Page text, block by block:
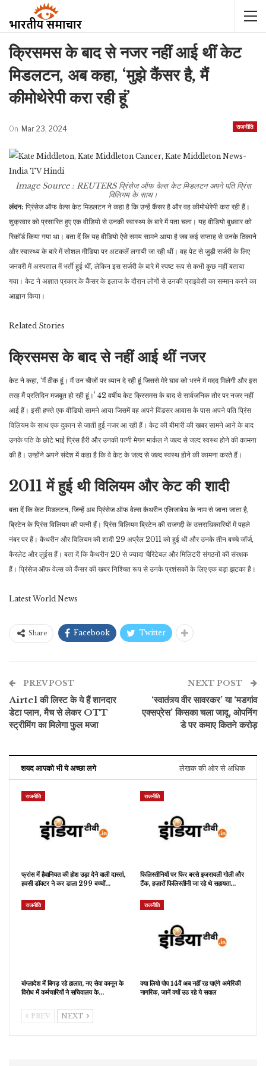
क्रिसमस के बाद से नजर नहीं आई थीं केट
मिडलटन, अब कहा, ‘मुझे कैंसर है, मैं
कीमोथेरेपी करा रही हूं’
राजनीति
On Mar 23, 2024
Image Source : REUTERSप्रिंसेज ऑफ वेल्स केट मिडलटन अपने पति प्रिंस
विलियम के साथ।
लंदन: प्रिंसेज ऑफ वेल्स केट मिडलटन ने कहा है कि उन्हें कैंसर है और वह कीमोथेरेपी करा रही हैं।
शुक्रवार को प्रसारित हुए एक वीडियो से उनकी स्वास्थ्य के बारे में पता चला। यह वीडियो बुधवार को
रिकॉर्ड किया गया था। बता दें कि यह वीडियो ऐसे समय सामने आया है जब कई सप्ताह से उनके ठिकाने
और स्वास्थ्य के बारे में सोशल मीडिया पर अटकलें लगायी जा रही थीं। वह पेट से जुड़ी सर्जरी के लिए
जनवरी में अस्पताल में भर्ती हुई थीं, लेकिन इस सर्जरी के बारे में स्पष्ट रूप से कभी कुछ नहीं बताया
गया। केट ने अज्ञात प्रकार के कैंसर के इलाज के दौरान लोगों से उनकी प्राइवेसी का सम्मान करने का
आह्वान किया।
Related Stories
क्रिसमस के बाद से नहीं आई थीं नजर
केट ने कहा, ‘मैं ठीक हूं। मैं उन चीजों पर ध्यान दे रही हूं जिससे मेरे घाव को भरने में मदद मिलेगी और इस
तरह मैं प्रतिदिन मजबूत हो रही हूं।’ 42 वर्षीय केट क्रिसमस के बाद से सार्वजनिक तौर पर नजर नहीं
आई हैं। इसी हफ्ते एक वीडियो सामने आया जिसमें वह अपने विंडसर आवास के पास अपने पति प्रिंस
विलियम के साथ एक दुकान से जाती हुई नजर आ रही हैं। केट की बीमारी की खबर सामने आने के बाद
उनके पति के छोटे भाई प्रिंस हैरी और उनकी पत्नी मेगन मार्कल ने जल्द से जल्द स्वस्थ होने की कामना
की है। उन्होंने अपने संदेश में कहा है कि वे केट के जल्द से जल्द स्वस्थ होने की कामना करते हैं।
2011 में हुई थी विलियम और केट की शादी
बता दें कि केट मिडलटन, जिन्हें अब प्रिंसेज ऑफ वेल्स कैथरीन एलिजाबेथ के नाम से जाना जाता है,
ब्रिटेन के प्रिंस विलियम की पत्नी हैं। प्रिंस विलियम ब्रिटेन की राजगद्दी के उत्तराधिकारियों में पहले
नंबर पर हैं। कैथरीन और विलियम की शादी 29 अप्रैल 2011 को हुई थी और उनके तीन बच्चे जॉर्ज,
कैरलेट और लुईस हैं। बता दें कि कैथरीन 20 से ज्यादा चैरिटेबल और मिलिटरी संगठनों की संरक्षक
हैं। प्रिंसेज ऑफ वेल्स को कैंसर की खबर निश्चित रूप से उनके प्रशंसकों के लिए एक बड़ा झटका है।
Latest World News
Share Facebook Twitter
PREV POST
Airtel की लिस्ट के ये हैं शानदार
डेटा प्लान, मैच से लेकर OTT
स्ट्रीमिंग का मिलेगा फुल मजा
NEXT POST
‘स्वातंत्र्य वीर सावरकर’ या ‘मडगांव
एक्सप्रेस’ किसका चला जादू, ओपनिंग
डे पर कमाए कितने करोड़
शयद आपको भी ये अच्छा लगे लेखक की ओर से अधिक
राजनीति
फ्रांस में हैवानियत की होश उड़ा देने वाली दास्तां,
हवसी डॉक्टर ने कर डाला 299 बच्चों…
राजनीति
फिलिस्तीनियों पर फिर बरसे इजरायली गोली और
टैंक, हज़ारों फिलिस्तीनी जा रहे थे सहायता…
राजनीति
बांग्लादेश में बिगड़ रहे हालात, नए सेवा कानून के
विरोध में कर्मचारियों ने सचिवालय के…
राजनीति
क्या लियो पोप 14वें अब नहीं रह पाएंगे अमेरिकी
नागरिक, जानें क्यों उठ रहे ये सवाल
PREV NEXT